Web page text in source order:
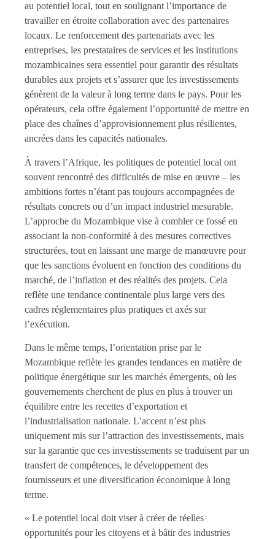
au potentiel local, tout en soulignant l’importance de
travailler en étroite collaboration avec des partenaires
locaux. Le renforcement des partenariats avec les
entreprises, les prestataires de services et les institutions
mozambicaines sera essentiel pour garantir des résultats
durables aux projets et s’assurer que les investissements
génèrent de la valeur à long terme dans le pays. Pour les
opérateurs, cela offre également l’opportunité de mettre en
place des chaînes d’approvisionnement plus résilientes,
ancrées dans les capacités nationales.
À travers l’Afrique, les politiques de potentiel local ont
souvent rencontré des difficultés de mise en œuvre – les
ambitions fortes n’étant pas toujours accompagnées de
résultats concrets ou d’un impact industriel mesurable.
L’approche du Mozambique vise à combler ce fossé en
associant la non-conformité à des mesures correctives
structurées, tout en laissant une marge de manœuvre pour
que les sanctions évoluent en fonction des conditions du
marché, de l’inflation et des réalités des projets. Cela
reflète une tendance continentale plus large vers des
cadres réglementaires plus pratiques et axés sur
l’exécution.
Dans le même temps, l’orientation prise par le
Mozambique reflète les grandes tendances en matière de
politique énergétique sur les marchés émergents, où les
gouvernements cherchent de plus en plus à trouver un
équilibre entre les recettes d’exportation et
l’industrialisation nationale. L’accent n’est plus
uniquement mis sur l’attraction des investissements, mais
sur la garantie que ces investissements se traduisent par un
transfert de compétences, le développement des
fournisseurs et une diversification économique à long
terme.
« Le potentiel local doit viser à créer de réelles
opportunités pour les citoyens et à bâtir des industries